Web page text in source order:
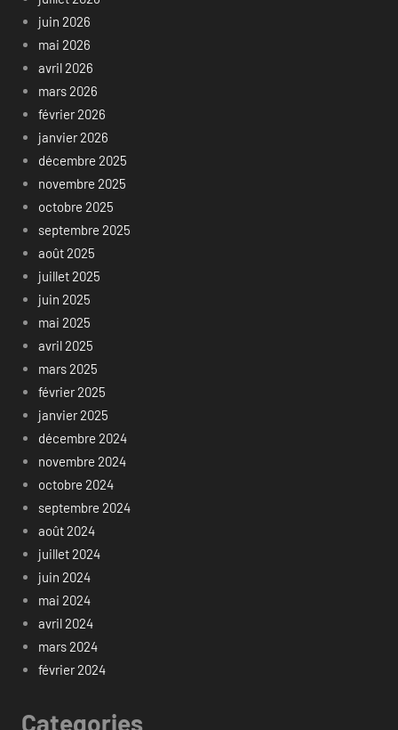
juin 2026
mai 2026
avril 2026
mars 2026
février 2026
janvier 2026
décembre 2025
novembre 2025
octobre 2025
septembre 2025
août 2025
juillet 2025
juin 2025
mai 2025
avril 2025
mars 2025
février 2025
janvier 2025
décembre 2024
novembre 2024
octobre 2024
septembre 2024
août 2024
juillet 2024
juin 2024
mai 2024
avril 2024
mars 2024
février 2024
Categories